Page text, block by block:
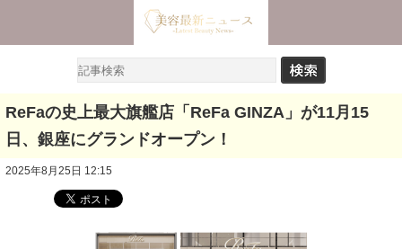
ReFaの史上最大旗艦店「ReFa GINZA」が11月15
日、銀座にグランドオープン！
2025年8月25日 12:15